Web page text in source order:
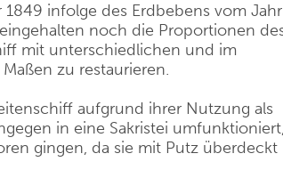
infolge des Erdbebens vom Jahr
noch die Proportionen
mit unterschiedlichen und im
zu restaurieren.
aufgrund ihrer Nutzung als
in eine Sakristei umfunktioniert,
gingen, da sie mit Putz überdeckt